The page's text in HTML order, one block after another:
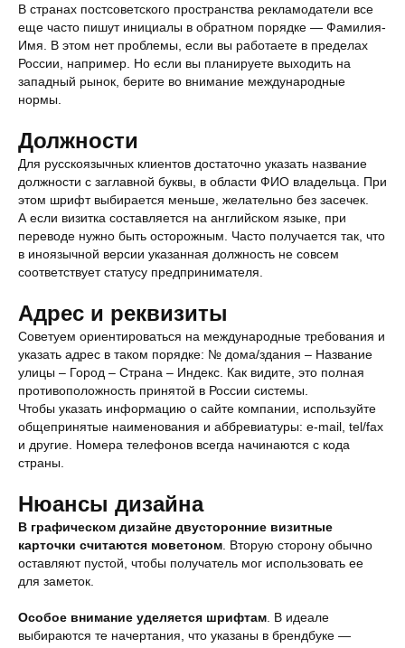
В странах постсоветского пространства рекламодатели все
еще часто пишут инициалы в обратном порядке — Фамилия-
Имя. В этом нет проблемы, если вы работаете в пределах
России, например. Но если вы планируете выходить на
западный рынок, берите во внимание международные
нормы.
Должности
Для русскоязычных клиентов достаточно указать название
должности с заглавной буквы, в области ФИО владельца. При
этом шрифт выбирается меньше, желательно без засечек.
А если визитка составляется на английском языке, при
переводе нужно быть осторожным. Часто получается так, что
в иноязычной версии указанная должность не совсем
соответствует статусу предпринимателя.
Адрес и реквизиты
Советуем ориентироваться на международные требования и
указать адрес в таком порядке: № дома/здания – Название
улицы – Город – Страна – Индекс. Как видите, это полная
противоположность принятой в России системы.
Чтобы указать информацию о сайте компании, используйте
общепринятые наименования и аббревиатуры: e-mail, tel/fax
и другие. Номера телефонов всегда начинаются с кода
страны.
Нюансы дизайна
В графическом дизайне двусторонние визитные
карточки считаются моветоном . Вторую сторону обычно
оставляют пустой, чтобы получатель мог использовать ее
для заметок.
Особое внимание уделяется шрифтам . В идеале
выбираются те начертания, что указаны в брендбуке —